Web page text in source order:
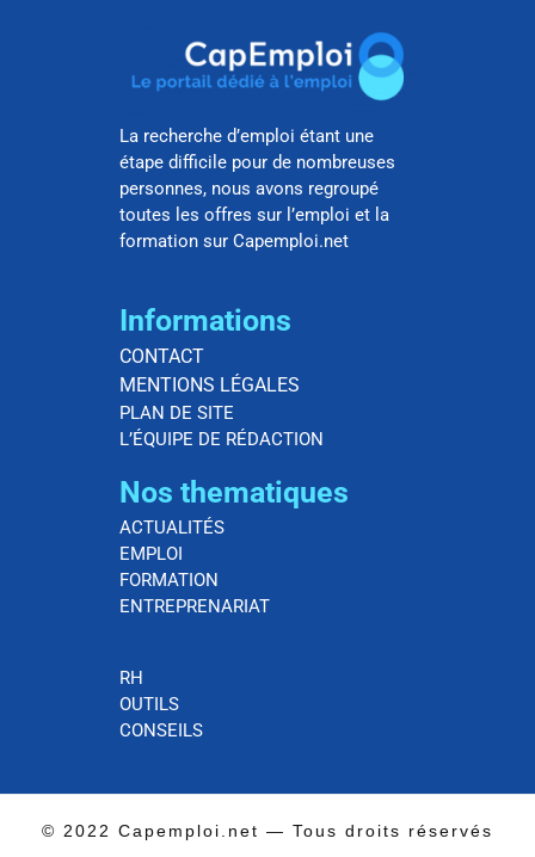
La recherche d’emploi étant une
étape difficile pour de nombreuses
personnes, nous avons regroupé
toutes les offres sur l’emploi et la
formation sur Capemploi.net
Informations
CONTACT
MENTIONS LÉGALES
PLAN DE SITE
L’ÉQUIPE DE RÉDACTION
Nos thematiques
ACTUALITÉS
EMPLOI
FORMATION
ENTREPRENARIAT
RH
OUTILS
CONSEILS
© 2022 Capemploi.net — Tous droits réservés